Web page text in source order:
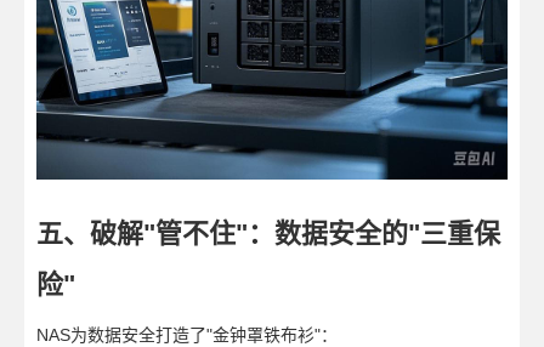
五、破解"管不住"：数据安全的"三重保
险"
NAS为数据安全打造了"金钟罩铁布衫"：